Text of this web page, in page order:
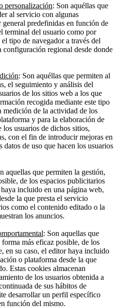
personalización: Son aquéllas que
al servicio con algunas
general predefinidas en función de
terminal del usuario como por
tipo de navegador a través del
configuración regional desde donde
: Son aquéllas que permiten al
el seguimiento y análisis del
de los sitios web a los que
recogida mediante este tipo
medición de la actividad de los
y para la elaboración de
usuarios de dichos sitios,
con el fin de introducir mejoras en
de uso que hacen los usuarios
aquellas que permiten la gestión,
de los espacios publicitarios
incluido en una página web,
la que presta el servicio
como el contenido editado o la
los anuncios.
: Son aquellas que
más eficaz posible, de los
en su caso, el editor haya incluido
o plataforma desde la que
Estas cookies almacenan
de los usuarios obtenida a
de sus hábitos de
desarrollar un perfil específico
función del mismo.